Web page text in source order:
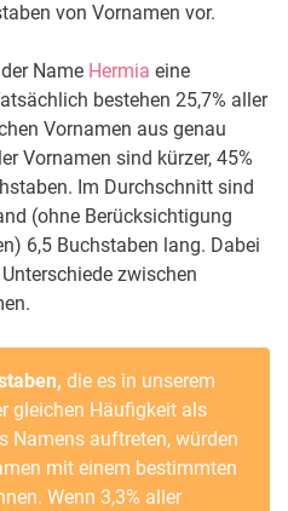
von Vornamen vor.
Name Hermia eine
bestehen 25,7% aller
Vornamen aus genau
Vornamen sind kürzer, 45%
Im Durchschnitt sind
(ohne Berücksichtigung
6,5 Buchstaben lang. Dabei
zwischen
die es in unserem
gleichen Häufigkeit als
Namens auftreten, würden
mit einem bestimmten
Wenn 3,3% aller